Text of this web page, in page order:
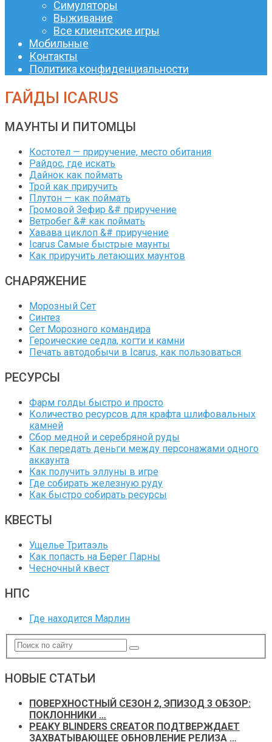
Симуляторы
Выживание
Все клиентские игры
Мобильные
Контакты
Политика конфиденциальности
ГАЙДЫ ICARUS
МАУНТЫ И ПИТОМЦЫ
Костотел — приручение, место обитания
Райдос, где искать
Дайнок как поймать
Трой как приручить
Плутон — как поймать
Громовой Зефир &# приручение
Ветробег &# как поймать
Хавава циклоп &# приручение
Icarus Самые быстрые маунты
Как приручить летающих маунтов
СНАРЯЖЕНИЕ
Морозный Сет
Синтез
Сет Морозного командира
Героические седла, когти и камни
Печать автодобычи в Icarus, как пользоваться
РЕСУРСЫ
Фарм голды быстро и просто
Количество ресурсов для крафта шлифовальных
камней
Сбор медной и серебряной руды
Как передать деньги между персонажами одного
аккаунта
Как получить эллуны в игре
Где собирать железную руду
Как быстро собирать ресурсы
КВЕСТЫ
Ущелье Тритаэль
Как попасть на Берег Парны
Чесночный квест
НПС
Где находится Марлин
НОВЫЕ СТАТЬИ
ПОВЕРХНОСТНЫЙ СЕЗОН 2, ЭПИЗОД 3 ОБЗОР:
ПОКЛОННИКИ …
PEAKY BLINDERS CREATOR ПОДТВЕРЖДАЕТ
ЗАХВАТЫВАЮЩЕЕ ОБНОВЛЕНИЕ РЕЛИЗА …